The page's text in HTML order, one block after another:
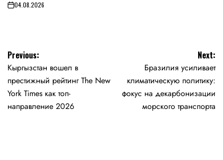
on04.08.2026
Навигация
по
записям
Previous:
Кыргызстан вошел в
престижный рейтинг The New
York Times как топ-
направление 2026
Next:
Бразилия усиливает
климатическую политику:
фокус на декарбонизации
морского транспорта